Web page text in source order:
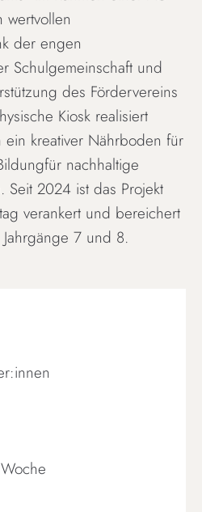
der engen
Schulgemeinschaft und
des Fördervereins
Kiosk realisiert
kreativer Nährboden für
nachhaltige
Seit 2024 ist das Projekt
verankert und bereichert
7 und 8.